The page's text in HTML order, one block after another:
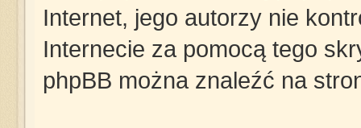
Internet, jego autorzy nie
Internecie za pomocą tego
phpBB można znaleźć na